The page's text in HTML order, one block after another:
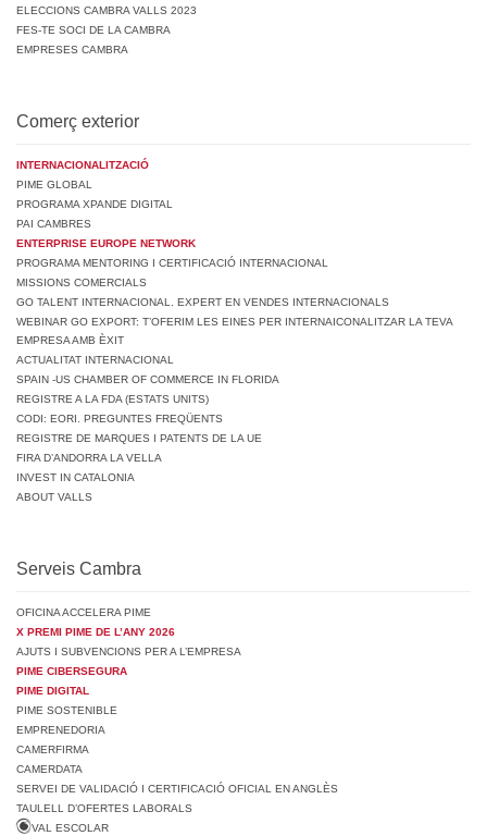
ELECCIONS CAMBRA VALLS 2023
FES-TE SOCI DE LA CAMBRA
EMPRESES CAMBRA
Comerç exterior
INTERNACIONALITZACIÓ
PIME GLOBAL
PROGRAMA XPANDE DIGITAL
PAI CAMBRES
ENTERPRISE EUROPE NETWORK
PROGRAMA MENTORING I CERTIFICACIÓ INTERNACIONAL
MISSIONS COMERCIALS
GO TALENT INTERNACIONAL. EXPERT EN VENDES INTERNACIONALS
WEBINAR GO EXPORT: T’OFERIM LES EINES PER INTERNAICONALITZAR LA TEVA
EMPRESA AMB ÈXIT
ACTUALITAT INTERNACIONAL
SPAIN -US CHAMBER OF COMMERCE IN FLORIDA
REGISTRE A LA FDA (ESTATS UNITS)
CODI: EORI. PREGUNTES FREQÜENTS
REGISTRE DE MARQUES I PATENTS DE LA UE
FIRA D’ANDORRA LA VELLA
INVEST IN CATALONIA
ABOUT VALLS
Serveis Cambra
OFICINA ACCELERA PIME
X PREMI PIME DE L’ANY 2026
AJUTS I SUBVENCIONS PER A L’EMPRESA
PIME CIBERSEGURA
PIME DIGITAL
PIME SOSTENIBLE
EMPRENEDORIA
CAMERFIRMA
CAMERDATA
SERVEI DE VALIDACIÓ I CERTIFICACIÓ OFICIAL EN ANGLÈS
TAULELL D’OFERTES LABORALS
VAL ESCOLAR